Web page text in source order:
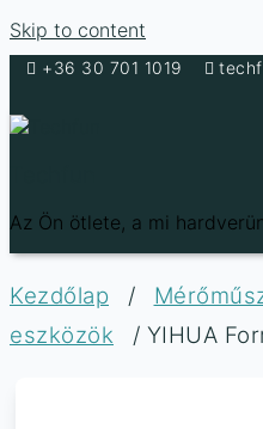
Skip to content
+36 30 701 1019
Az Ön ötlete, a mi
Kezdőlap /
eszközök
/ YIHUA